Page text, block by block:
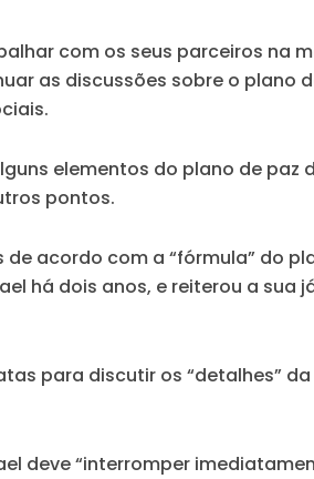
com os seus parceiros na
as discussões sobre o plano
elementos do plano de paz
pontos.
acordo com a “fórmula” do
há dois anos, e reiterou a sua
para discutir os “detalhes”
deve “interromper